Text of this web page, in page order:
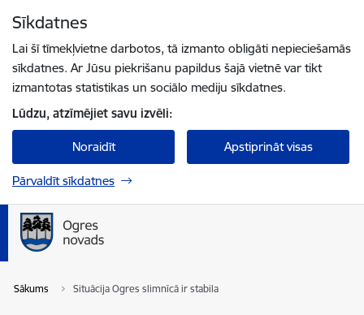
Sīkdatnes
Lai šī tīmekļvietne darbotos, tā izmanto obligāti nepieciešamās
sīkdatnes. Ar Jūsu piekrišanu papildus šajā vietnē var tikt
izmantotas statistikas un sociālo mediju sīkdatnes.
Lūdzu, atzīmējiet savu izvēli:
Noraidīt Apstiprināt visas
Pārvaldīt sīkdatnes
Sākums Situācija Ogres slimnīcā ir stabila